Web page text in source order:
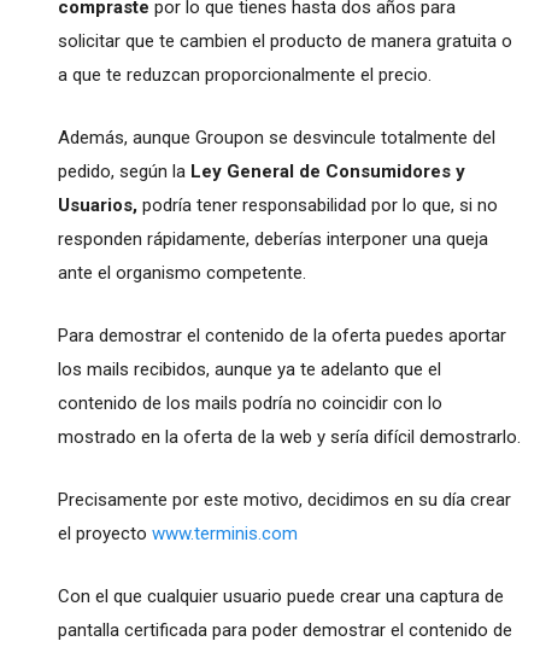
compraste por lo que tienes hasta dos años para
solicitar que te cambien el producto de manera gratuita o
a que te reduzcan proporcionalmente el precio.
Además, aunque Groupon se desvincule totalmente del
pedido, según la Ley General de Consumidores y
Usuarios,podría tener responsabilidad por lo que, si no
responden rápidamente, deberías interponer una queja
ante el organismo competente.
Para demostrar el contenido de la oferta puedes aportar
los mails recibidos, aunque ya te adelanto que el
contenido de los mails podría no coincidir con lo
mostrado en la oferta de la web y sería difícil demostrarlo.
Precisamente por este motivo, decidimos en su día crear
el proyecto www.terminis.com
Con el que cualquier usuario puede crear una captura de
pantalla certificada para poder demostrar el contenido de